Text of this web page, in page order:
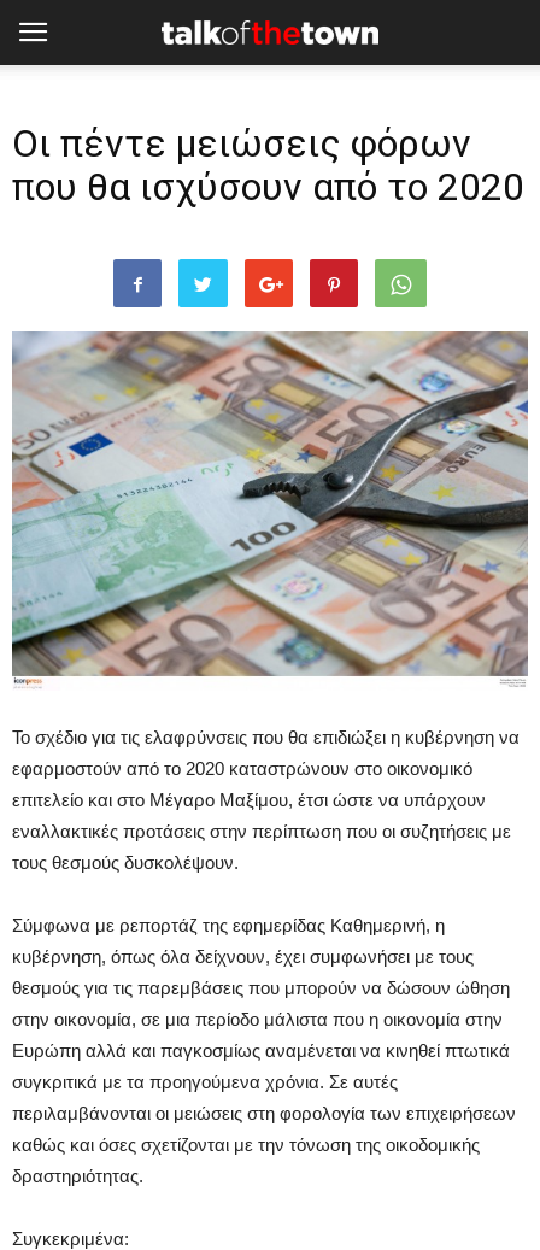
Οι πέντε μειώσεις φόρων
που θα ισχύσουν από το 2020
Το σχέδιο για τις ελαφρύνσεις που θα επιδιώξει η κυβέρνηση να
εφαρμοστούν από το 2020 καταστρώνουν στο οικονομικό
επιτελείο και στο Μέγαρο Μαξίμου, έτσι ώστε να υπάρχουν
εναλλακτικές προτάσεις στην περίπτωση που οι συζητήσεις με
τους θεσμούς δυσκολέψουν.
Σύμφωνα με ρεπορτάζ της εφημερίδας Καθημερινή, η
κυβέρνηση, όπως όλα δείχνουν, έχει συμφωνήσει με τους
θεσμούς για τις παρεμβάσεις που μπορούν να δώσουν ώθηση
στην οικονομία, σε μια περίοδο μάλιστα που η οικονομία στην
Ευρώπη αλλά και παγκοσμίως αναμένεται να κινηθεί πτωτικά
συγκριτικά με τα προηγούμενα χρόνια. Σε αυτές
περιλαμβάνονται οι μειώσεις στη φορολογία των επιχειρήσεων
καθώς και όσες σχετίζονται με την τόνωση της οικοδομικής
δραστηριότητας.
Συγκεκριμένα: